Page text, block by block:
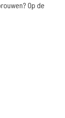
Op de